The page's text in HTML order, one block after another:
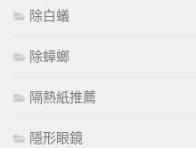
除白蟻
除蟑螂
隔熱紙推薦
隱形眼鏡